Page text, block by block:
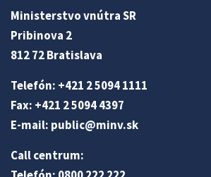
Ministerstvo vnútra SR
Pribinova 2
812 72 Bratislava
Telefón: +421 2 5094 1111
Fax: +421 2 5094 4397
E-mail: public@minv.sk
Call centrum: